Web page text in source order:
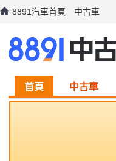
8891汽車首頁 中古車
首頁 中古車